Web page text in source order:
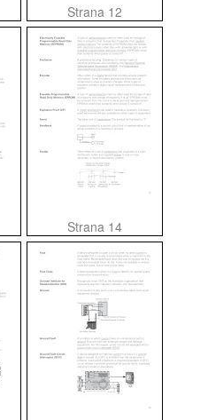
Strana 12
Strana 14